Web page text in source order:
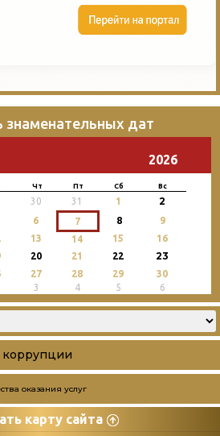
знаменательных дат
2026
Чт Пт Сб Вс
30 31 1 2
6 7 8
9
13 14 15
16
20 21 22 23
27 28 29
30
3 4 5 6
коррупции
оказания услуг
карту сайта